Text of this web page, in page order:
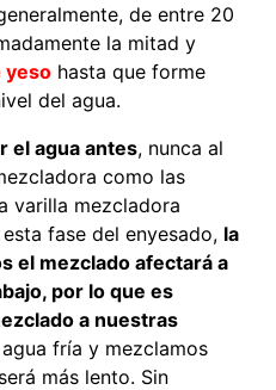
de entre 20
la mitad y
yeso hasta que forme
del agua.
el agua antes, nunca al
como las
varilla mezcladora
fase del enyesado, la
el mezclado afectará a
por lo que es
a nuestras
fría y mezclamos
más lento. Sin